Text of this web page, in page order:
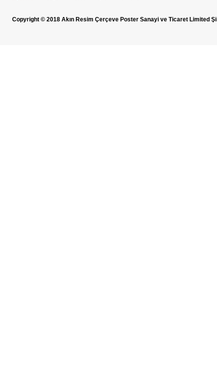
Copyright © 2018 Akın Resim Çerçeve Poster Sanayi ve Ticaret Limited